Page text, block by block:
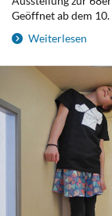
Geöffnet ab dem
Weiterlesen